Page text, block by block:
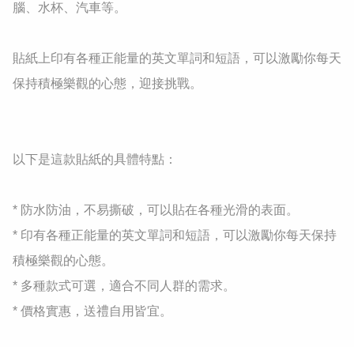
腦、水杯、汽車等。
貼紙上印有各種正能量的英文單詞和短語，可以激勵你每天
保持積極樂觀的心態，迎接挑戰。
以下是這款貼紙的具體特點：
* 防水防油，不易撕破，可以貼在各種光滑的表面。
* 印有各種正能量的英文單詞和短語，可以激勵你每天保持
積極樂觀的心態。
* 多種款式可選，適合不同人群的需求。
* 價格實惠，送禮自用皆宜。